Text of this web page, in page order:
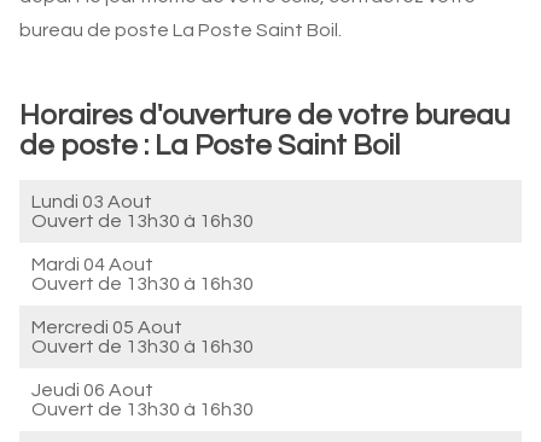
bureau de poste La Poste Saint Boil.
Horaires d'ouverture de votre bureau
de poste : La Poste Saint Boil
Lundi 03 Aout
Ouvert de 13h30 à 16h30
Mardi 04 Aout
Ouvert de 13h30 à 16h30
Mercredi 05 Aout
Ouvert de 13h30 à 16h30
Jeudi 06 Aout
Ouvert de 13h30 à 16h30